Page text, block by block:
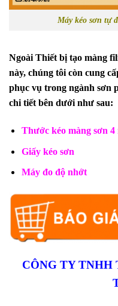
Máy kéo sơn tự
Ngoài Thiết bị tạo màng
này, chúng tôi còn cung
phục vụ trong ngành sơn
chi tiết bên dưới như sau:
Thước kéo màng sơn 4
Giấy kéo sơn
Máy đo độ nhớt
CÔNG TY